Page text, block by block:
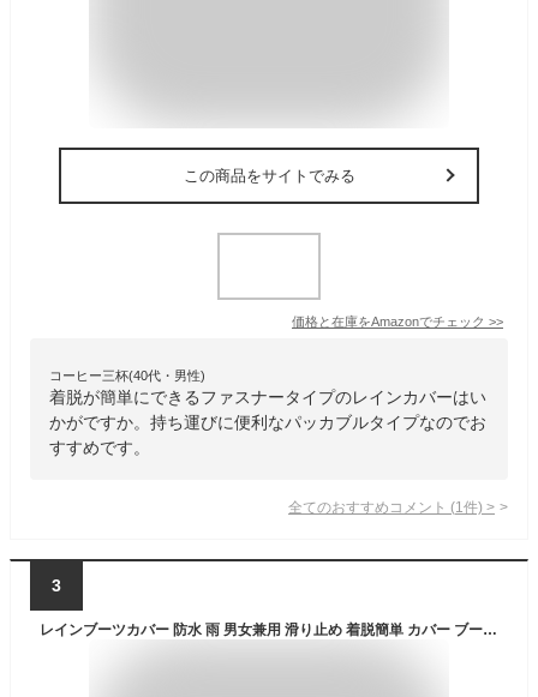
この商品をサイトでみる
価格と在庫をAmazonでチェック >>
コーヒー三杯(40代・男性)
着脱が簡単にできるファスナータイプのレインカバーはい
かがですか。持ち運びに便利なパッカブルタイプなのでお
すすめです。
全てのおすすめコメント (1 件) >
3
レインブーツカバー 防水 雨 男女兼用 滑り止め 着脱簡単 カバー ブーツ 靴 スニーカー ◇ALW-YY315 | ブーツカバー レインカバー シューズカバー 足元 レイン 足 レイングッズ レインシューズカバー メンズ レディース スニーカーカバー シューズレインカバー シューズ